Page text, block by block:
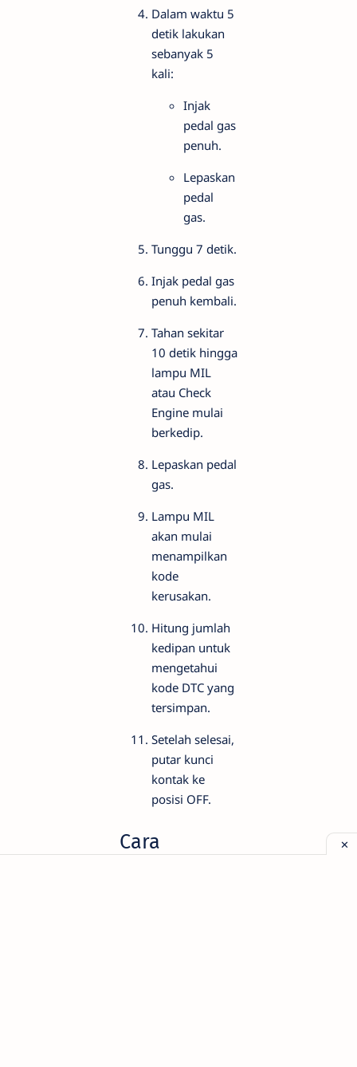
Dalam waktu 5
detik lakukan
sebanyak 5
kali:
Injak
pedal gas
penuh.
Lepaskan
pedal
gas.
Tunggu 7 detik.
Injak pedal gas
penuh kembali.
Tahan sekitar
10 detik hingga
lampu MIL
atau Check
Engine mulai
berkedip.
Lepaskan pedal
gas.
Lampu MIL
akan mulai
menampilkan
kode
kerusakan.
Hitung jumlah
kedipan untuk
mengetahui
kode DTC yang
tersimpan.
Setelah selesai,
putar kunci
kontak ke
posisi OFF.
Cara